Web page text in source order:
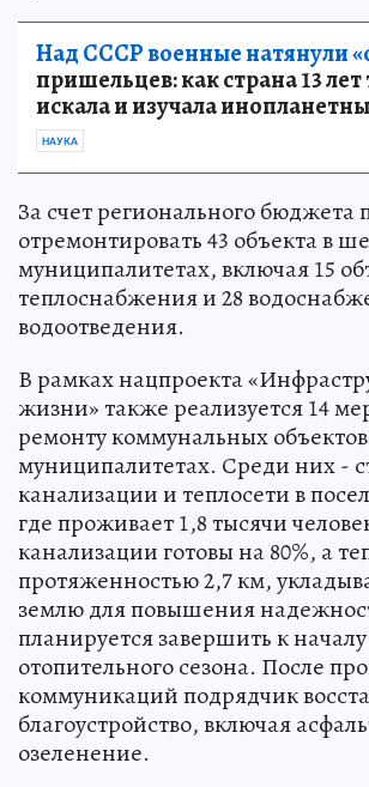
Над СССР военные натянули
пришельцев: как страна 13
искала и изучала
НАУКА
За счет регионального бюджета
отремонтировать 43 объекта в
муниципалитетах, включая 15
теплоснабжения и 28
водоотведения.
В рамках нацпроекта
жизни» также реализуется 14
ремонту коммунальных
муниципалитетах. Среди них -
канализации и теплосети в
где проживает 1,8 тысячи
канализации готовы на 80%, а
протяженностью 2,7 км,
землю для повышения
планируется завершить к началу
отопительного сезона. После
коммуникаций подрядчик
благоустройство, включая
озеленение.